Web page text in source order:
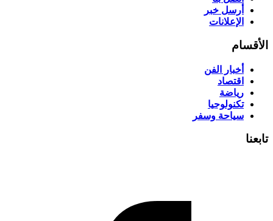
أرسل خبر
الإعلانات
الأقسام
أخبار الفن
اقتصاد
رياضة
تكنولوجيا
سياحة وسفر
تابعنا